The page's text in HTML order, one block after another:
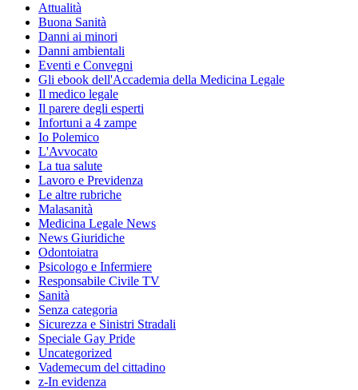
Attualità
Buona Sanità
Danni ai minori
Danni ambientali
Eventi e Convegni
Gli ebook dell'Accademia della Medicina Legale
Il medico legale
Il parere degli esperti
Infortuni a 4 zampe
Io Polemico
L'Avvocato
La tua salute
Lavoro e Previdenza
Le altre rubriche
Malasanità
Medicina Legale News
News Giuridiche
Odontoiatra
Psicologo e Infermiere
Responsabile Civile TV
Sanità
Senza categoria
Sicurezza e Sinistri Stradali
Speciale Gay Pride
Uncategorized
Vademecum del cittadino
z-In evidenza